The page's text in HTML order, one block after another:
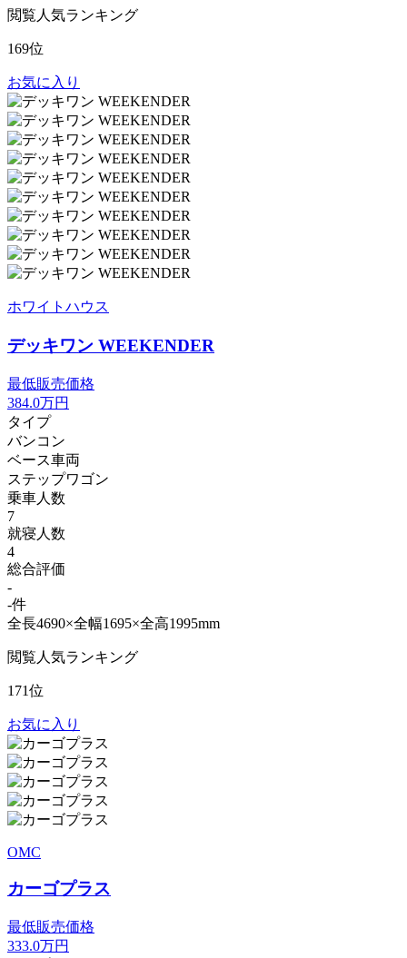
閲覧人気ランキング
169位
お気に入り
ホワイトハウス
デッキワン WEEKENDER
最低販売価格
384.0万円
タイプ
バンコン
ベース車両
ステップワゴン
乗車人数
7
就寝人数
4
総合評価
-
-件
全長4690×全幅1695×全高1995mm
閲覧人気ランキング
171位
お気に入り
OMC
カーゴプラス
最低販売価格
333.0万円